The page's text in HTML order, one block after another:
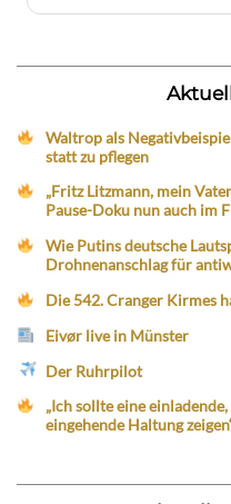
Waltrop als
statt zu pflegen
„Fritz Litzmann, mein
Pause-Doku nun auch im
Wie Putins deutsche
Drohnenanschlag für
Die 542. Cranger Kirmes
Eivør live in Münster
Der Ruhrpilot
„Ich sollte eine
eingehende Haltung